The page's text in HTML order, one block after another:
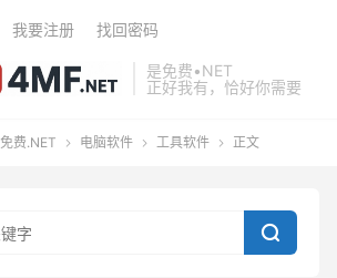
是免费•NET
正好我有，恰好你需要
我要注册 找回密码
费.NET  电脑软件  工具软件  正文
